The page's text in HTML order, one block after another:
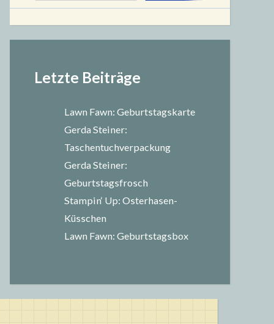
Letzte Beiträge
Lawn Fawn: Geburtstagskarte
Gerda Steiner:
Taschentuchverpackung
Gerda Steiner:
Geburtstagsfrosch
Stampin‘ Up: Osterhasen-
Küsschen
Lawn Fawn: Geburtstagsbox